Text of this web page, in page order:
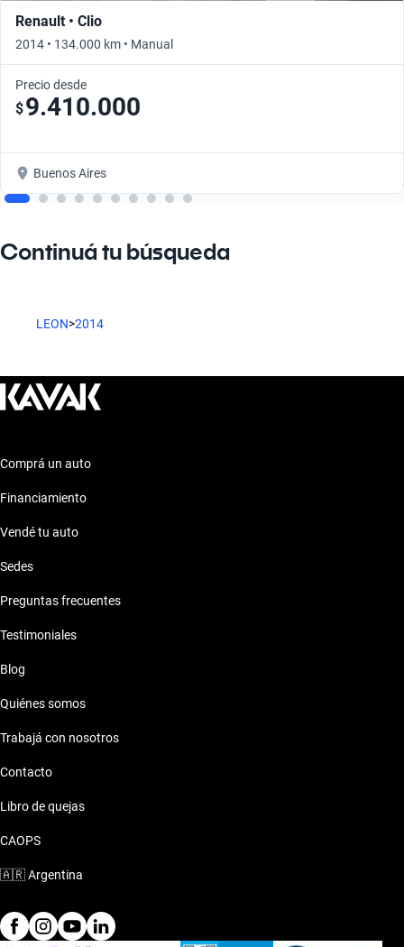
Renault • Clio
2014 • 134.000 km • Manual
Precio desde
$9.410.000
Buenos Aires
Continuá tu búsqueda
LEON>2014
Comprá un auto
Financiamiento
Vendé tu auto
Sedes
Preguntas frecuentes
Testimoniales
Blog
Quiénes somos
Trabajá con nosotros
Contacto
Libro de quejas
CAOPS
🇦🇷Argentina